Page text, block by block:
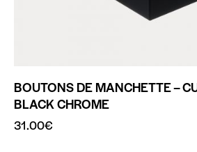
BOUTONS DE MANCHETTE –
BLACK CHROME
31.00€